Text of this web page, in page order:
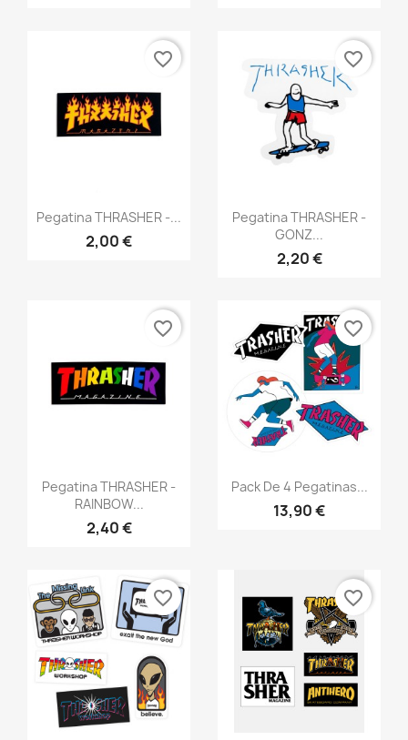
Anteprima
Pegatina THRASHER -...
2,00 €
favorite_border
Anteprima
Pegatina THRASHER -
GONZ...
2,20 €
favorite_border
Anteprima
Pegatina THRASHER -
RAINBOW...
2,40 €
favorite_border
Anteprima
Pack De 4 Pegatinas...
13,90 €
favorite_border
favorite_border favorite_border